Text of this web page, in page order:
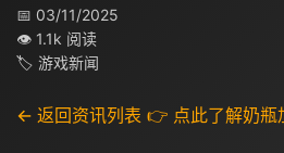
📅 03/11/2025
👁 1.1k 阅读
🏷 游戏新闻
← 返回资讯列表 👉 点此了解奶瓶